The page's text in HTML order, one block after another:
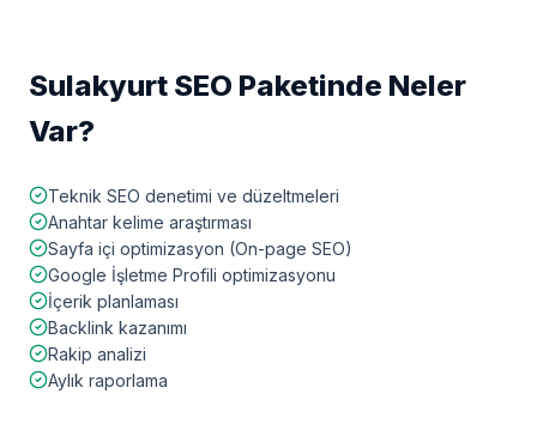
Sulakyurt SEO Paketinde Neler
Var?
Teknik SEO denetimi ve düzeltmeleri
Anahtar kelime araştırması
Sayfa içi optimizasyon (On-page SEO)
Google İşletme Profili optimizasyonu
İçerik planlaması
Backlink kazanımı
Rakip analizi
Aylık raporlama